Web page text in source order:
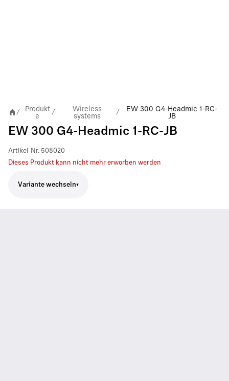
/
Produkt
e
/
Wireless
systems
/
EW 300 G4-Headmic 1-RC-
JB
EW 300 G4-Headmic 1-RC-JB
Artikel-Nr. 508020
Dieses Produkt kann nicht mehr erworben werden
Variante wechseln